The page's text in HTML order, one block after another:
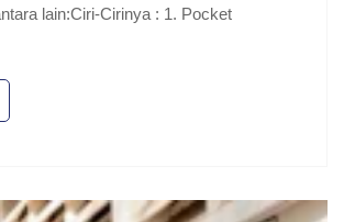
lain:Ciri-Cirinya : 1. Pocket